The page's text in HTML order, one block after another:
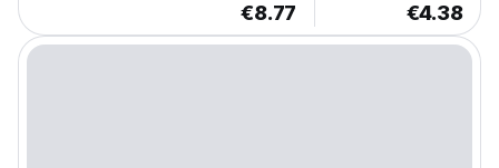
€8.77 €4.38